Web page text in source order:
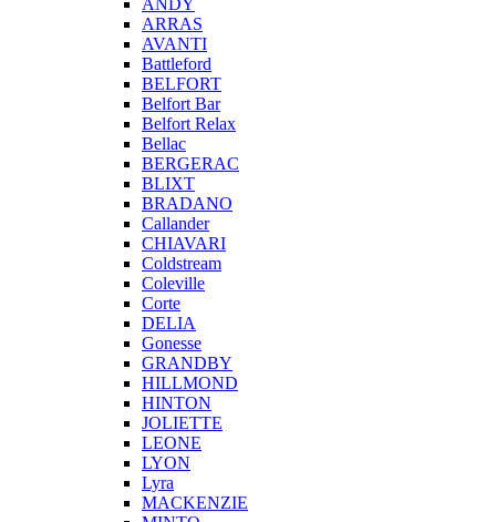
ANDY
ARRAS
AVANTI
Battleford
BELFORT
Belfort Bar
Belfort Relax
Bellac
BERGERAC
BLIXT
BRADANO
Callander
CHIAVARI
Coldstream
Coleville
Corte
DELIA
Gonesse
GRANDBY
HILLMOND
HINTON
JOLIETTE
LEONE
LYON
Lyra
MACKENZIE